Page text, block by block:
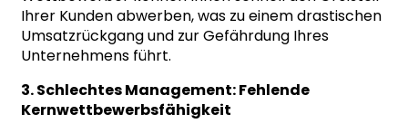
Ihrer Kunden abwerben, was zu einem drastischen
Umsatzrückgang und zur Gefährdung Ihres
Unternehmens führt.
3. Schlechtes Management: Fehlende
Kernwettbewerbsfähigkeit